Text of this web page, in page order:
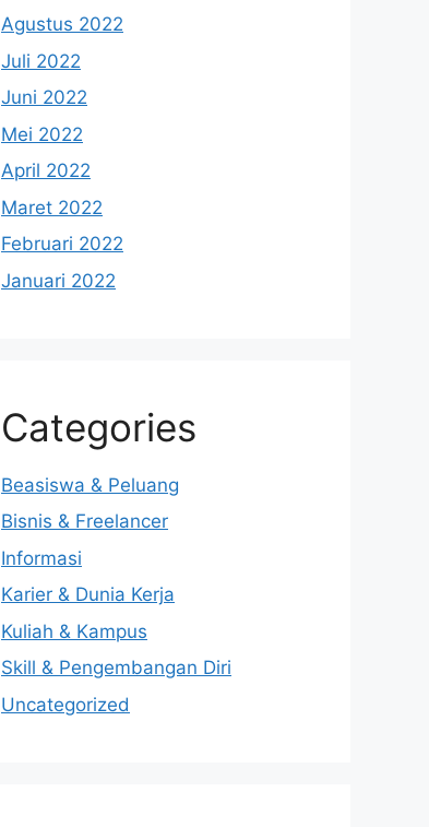
Agustus 2022
Juli 2022
Juni 2022
Mei 2022
April 2022
Maret 2022
Februari 2022
Januari 2022
Categories
Beasiswa & Peluang
Bisnis & Freelancer
Informasi
Karier & Dunia Kerja
Kuliah & Kampus
Skill & Pengembangan Diri
Uncategorized